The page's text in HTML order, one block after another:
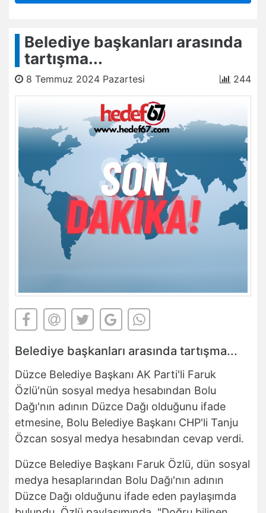
Belediye başkanları arasında
tartışma...
8 Temmuz 2024 Pazartesi 244
Belediye başkanları arasında tartışma...
Düzce Belediye Başkanı AK Parti'li Faruk
Özlü'nün sosyal medya hesabından Bolu
Dağı'nın adının Düzce Dağı olduğunu ifade
etmesine, Bolu Belediye Başkanı CHP'li Tanju
Özcan sosyal medya hesabından cevap verdi.
Düzce Belediye Başkanı Faruk Özlü, dün sosyal
medya hesaplarından Bolu Dağı'nın adının
Düzce Dağı olduğunu ifade eden paylaşımda